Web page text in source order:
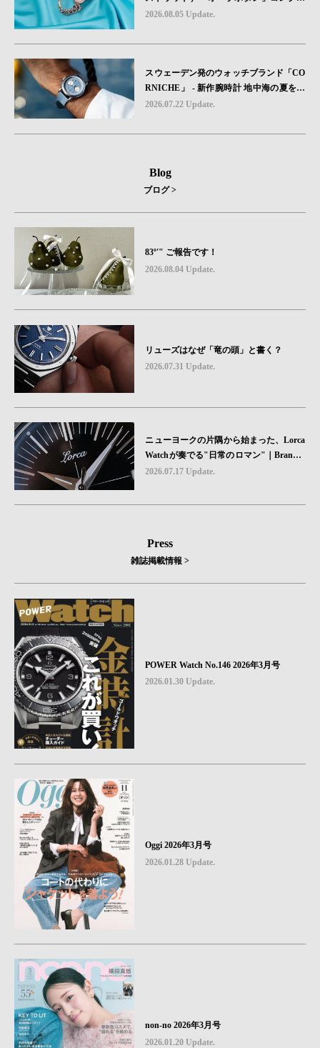
ョンに、⽇本限定カラーのローズゴール
2026.08.05 Update.
スウェーデン発のウォッチブランド「CO
RNICHE」 - 新作腕時計 地中海の夏を映
す、爽やかなブルーダイヤル「Heritage C
2026.07.22 Update.
Blog
ブログ >
83º'" ご報告です！
2026.08.04 Update.
リューズはなぜ「竜の頭」と書く？
2026.07.31 Update.
ニューヨークの片隅から始まった、Lorca
Watchが奏でる"日常のロマン"｜Brand P
icks #08
2026.07.17 Update.
Press
雑誌掲載情報 >
POWER Watch No.146 2026年3月号
2026.01.30 Update.
Oggi 2026年3月号
2026.01.28 Update.
non-no 2026年3月号
2026.01.20 Update.